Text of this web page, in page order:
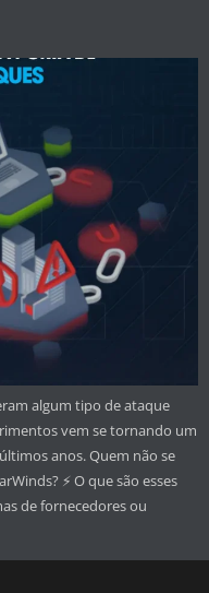
algum tipo de ataque
vem se tornando um
anos. Quem não se
⚡ O que são esses
de fornecedores ou